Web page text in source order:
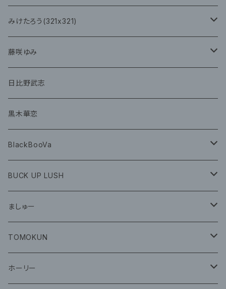
チェキ
CD
グッズ
CD
みけたろう(321x321)
CD
グッズ
藤咲ゆみ
CD
グッズ
日比野武志
黒木華恋
BlackBooVa
CD
BUCK UP LUSH
グッズ
CD
ましゅー
グッズ
TOMOKUN
CD
ホーリー